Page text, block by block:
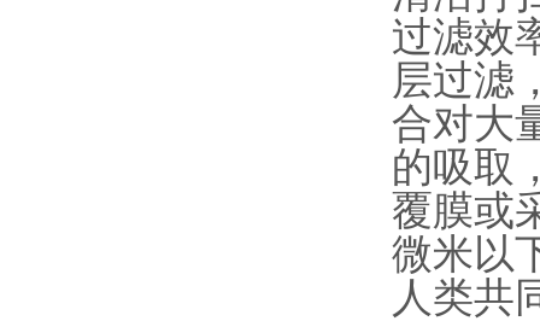
过滤效
层过滤
合对大
的吸取
覆膜或
微米以
人类共